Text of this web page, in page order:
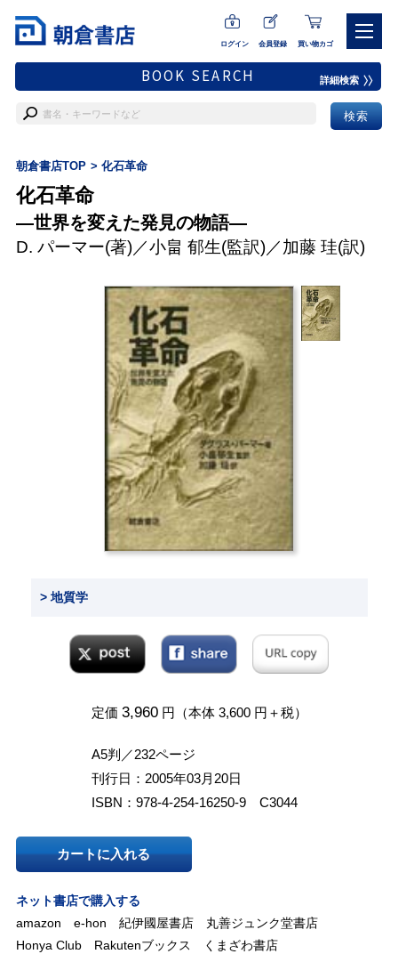
ログイン 会員登録 買い物カゴ
BOOK SEARCH 詳細検索
朝倉書店TOP 化石革命
化石革命
―世界を変えた発見の物語―
D. パーマー(著)／小畠 郁生(監訳)／加藤 珪(訳)
> 地質学
定価 3,960円（本体 3,600 円＋税）
A5判／232ページ
刊行日：2005年03月20日
ISBN：978-4-254-16250-9 C3044
カートに入れる
ネット書店で購入する
amazon
e-hon 紀伊國屋書店
丸善ジュンク堂書店
Honya Club
Rakutenブックス くまざわ書店